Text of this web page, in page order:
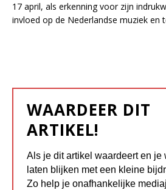
17 april, als erkenning voor zijn
invloed op de Nederlandse muziek en
WAARDEER DIT
ARTIKEL!
Als je dit artikel waardeert en je
laten blijken met een kleine
Zo help je onafhankelijke